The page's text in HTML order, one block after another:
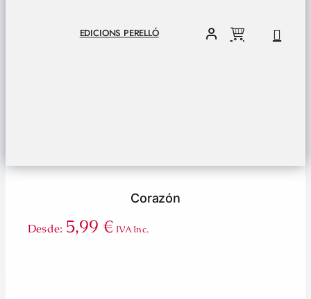
EDICIONS PERELLÓ
Corazón
Desde: 5,99 € IVA Inc.